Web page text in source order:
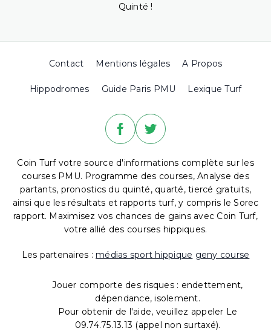
Quinté !
Contact Mentions légales A Propos
Hippodromes Guide Paris PMU Lexique Turf
Coin Turf votre source d'informations complète sur les
courses PMU. Programme des courses, Analyse des
partants, pronostics du quinté, quarté, tiercé gratuits,
ainsi que les résultats et rapports turf, y compris le Sorec
rapport. Maximisez vos chances de gains avec Coin Turf,
votre allié des courses hippiques.
Les partenaires : médias sport hippique geny course
Jouer comporte des risques : endettement,
dépendance, isolement.
Pour obtenir de l'aide, veuillez appeler Le
09.74.75.13.13 (appel non surtaxé).